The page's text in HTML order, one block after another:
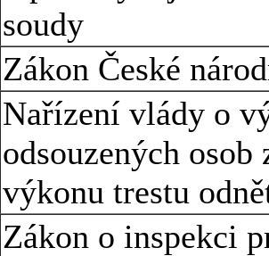
soudy
Zákon České
Nařízení vlády o
odsouzených osob
výkonu trestu
Zákon o inspekci